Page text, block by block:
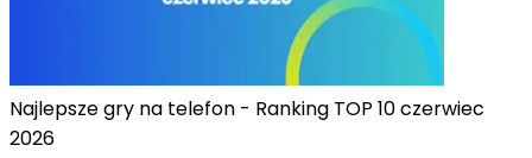
Najlepsze gry na telefon - Ranking TOP 10 czerwiec
2026